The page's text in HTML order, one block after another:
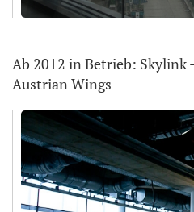
Ab 2012 in Betrieb: Skylink
Austrian Wings